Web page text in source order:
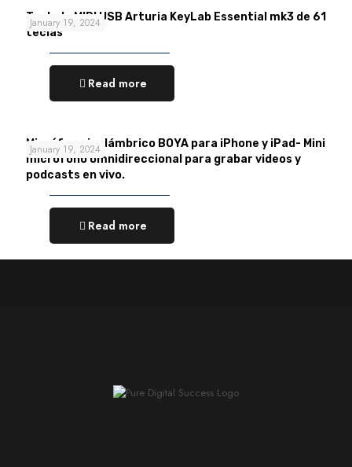
January 19, 2024
Teclado MIDI USB Arturia KeyLab Essential mk3 de 61
teclas
Read more
January 19, 2024
Micrófono inalámbrico BOYA para iPhone y iPad- Mini
micrófono omnidireccional para grabar videos y
podcasts en vivo.
Read more